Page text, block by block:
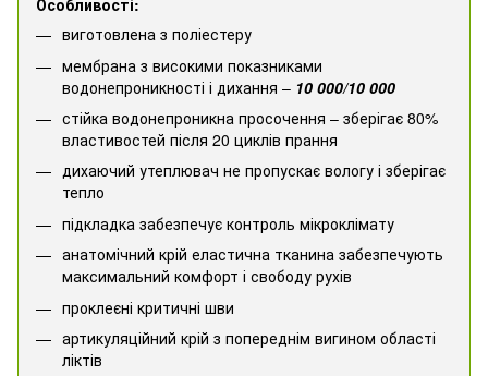
Особливості:
виготовлена з поліестеру
мембрана з високими показниками
водонепроникності і дихання – 10 000/10 000
стійка водонепроникна просочення – зберігає 80%
властивостей після 20 циклів прання
дихаючий утеплювач не пропускає вологу і зберігає
тепло
підкладка забезпечує контроль мікроклімату
анатомічний крій еластична тканина забезпечують
максимальний комфорт і свободу рухів
проклеєні критичні шви
артикуляційний крій з попереднім вигином області
ліктів